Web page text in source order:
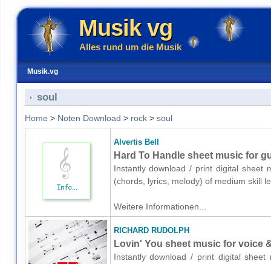
Musik vg
Alles rund um die Musik
Musik.vg
soul
Home > Noten Download > rock> soul
Alvertis Bell
Hard To Handle sheet music for
Instantly download / print digital sheet
(chords, lyrics, melody) of medium skill
Weitere Informationen...
RICHARD RUDOLPH
Lovin' You sheet music for voice
Instantly download / print digital sheet